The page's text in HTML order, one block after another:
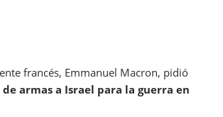
francés, Emmanuel Macron, pidió
armas a Israel para la guerra en